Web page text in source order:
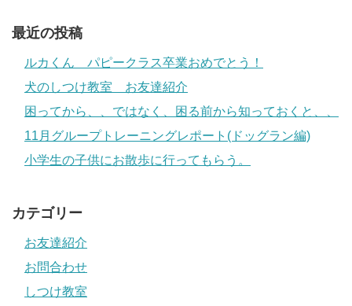
最近の投稿
ルカくん パピークラス卒業おめでとう！
犬のしつけ教室 お友達紹介
困ってから、、ではなく、困る前から知っておくと、、
11月グループトレーニングレポート(ドッグラン編)
小学生の子供にお散歩に行ってもらう。
カテゴリー
お友達紹介
お問合わせ
しつけ教室